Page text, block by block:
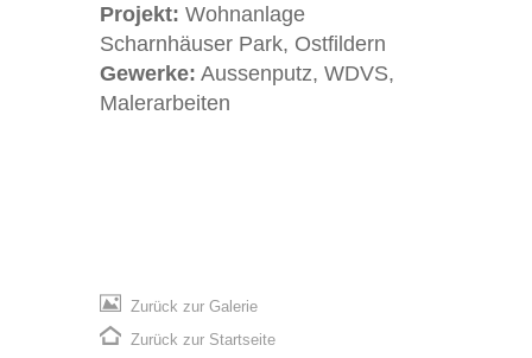
Projekt: Wohnanlage
Scharnhäuser Park, Ostfildern
Gewerke: Aussenputz, WDVS,
Malerarbeiten
Zurück zur Galerie
Zurück zur Startseite